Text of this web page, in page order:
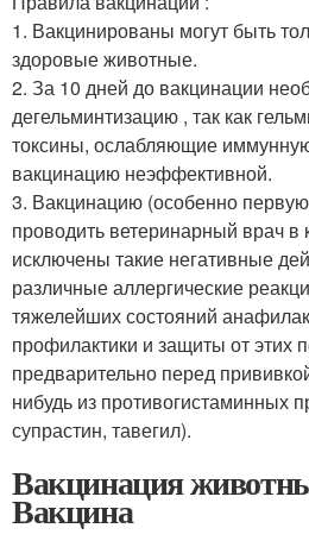
1. Вакцинированы могут быть
здоровые животные.
2. За 10 дней до вакцинации
дегельминтизацию , так как
токсины, ослабляющие
вакцинацию неэффективной.
3. Вакцинацию (особенно
проводить ветеринарный врач в
исключены такие негативные
различные аллергические
тяжелейших состояний
профилактики и защиты от этих
предварительно перед
нибудь из противогистаминных
супрастин, тавегил).
Вакцинация
Вакцина